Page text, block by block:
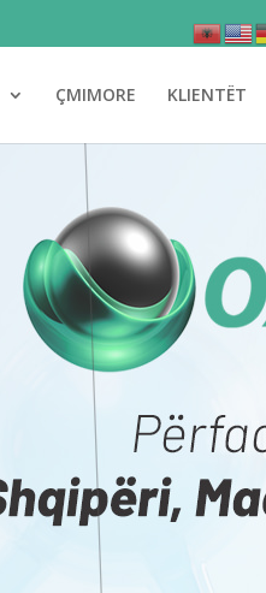
ÇMIMORE KLIENTËT